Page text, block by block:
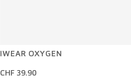
IWEAR OXYGEN
CHF 39.90